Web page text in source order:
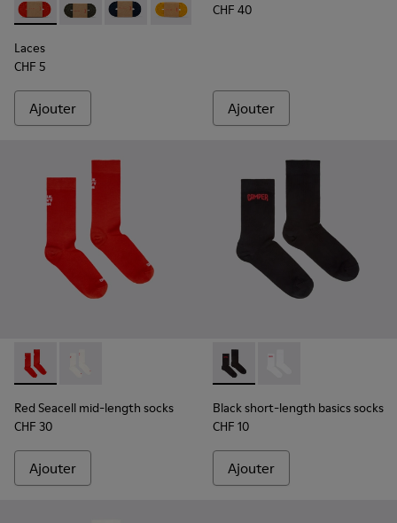
Laces - KL00002-003 - Lacets élastiques rouges
Laces - KL00002-006 - Lacets élastiques vert foncé
Laces - KL00002-005 - Lacets bleu foncé
Laces - KL00002-004 - Lacets
Laces - KL00002-002 - Lacets
Laces - KL00002-001 -
Laces
CHF 5
Ajouter
CHF 40
Ajouter
Red Seacell mid-length socks - KA00070-001 -
Red Seacell mid-length socks - KA00070-002 -
Red Seacell mid-length socks
CHF 30
Ajouter
Black short-length basics
Black short-length basics socks
CHF 10
Ajouter